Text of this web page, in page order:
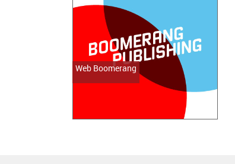
Web Boomerang